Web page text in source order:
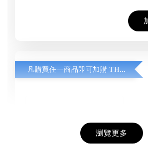
凡購買任一商品即可加購 THT 九週年紀念 T-shirt
瀏覽更多